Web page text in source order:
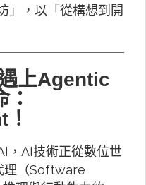
」，以「從構想到開
上Agentic
，AI技術正從數位世
理（Software